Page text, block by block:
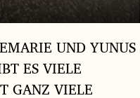
UND YUNUS
ES VIELE
GANZ VIELE